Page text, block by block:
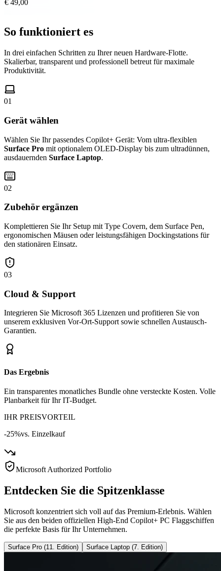
€ 49,00
So funktioniert es
In drei einfachen Schritten zu Ihrer neuen Hardware-Flotte.
Skalierbar, transparent und professionell betreut für maximale
Produktivität.
01
Gerät wählen
Wählen Sie Ihr passendes Copilot+ Gerät: Vom ultra-flexiblen
Surface Pro mit optionalem OLED-Display bis zum ultradünnen,
ausdauernden Surface Laptop.
02
Zubehör ergänzen
Komplettieren Sie Ihr Setup mit Type Covern, dem Surface Pen,
ergonomischen Mäusen oder leistungsfähigen Dockingstations für
den stationären Einsatz.
03
Cloud & Support
Integrieren Sie Microsoft 365 Lizenzen und profitieren Sie von
unserem exklusiven Vor-Ort-Support sowie schnellen Austausch-
Garantien.
Das Ergebnis
Ein transparentes monatliches Bundle ohne versteckte Kosten. Volle
Planbarkeit für Ihr IT-Budget.
IHR PREISVORTEIL
-25%vs. Einzelkauf
Microsoft Authorized Portfolio
Entdecken Sie die Spitzenklasse
Microsoft konzentriert sich voll auf das Premium-Erlebnis. Wählen
Sie aus den beiden offiziellen High-End Copilot+ PC Flaggschiffen
die perfekte Basis für Ihr Unternehmen.
Surface Pro (11. Edition) Surface Laptop (7. Edition)